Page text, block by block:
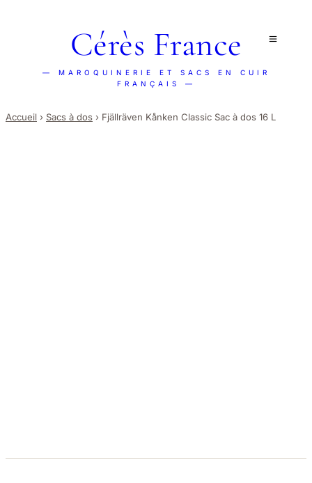
Cérès France
— MAROQUINERIE ET SACS EN CUIR
FRANÇAIS —
Accueil › Sacs à dos › Fjällräven Kånken Classic Sac à dos 16 L